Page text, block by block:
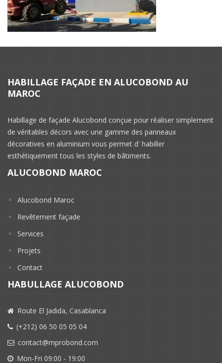
HABILLAGE FAÇADE EN ALUCOBOND AU
MAROC
Habillage de façade Alucobond conçue pour réaliser simplement
de véritables décors avec une gamme des panneaux
décoratives en aluminium vous permet d' habiller
esthétiquement tous les styles de bâtiments.
ALUCOBOND MAROC
Alucobond Maroc
Revêtement façade
Services
Projets
Contact
HABULLAGE ALUCOBOND
Route El Jadida, Casablanca
(+212) 06 50 05 05 04
contact@mprobond.com
Mon-Fri 09:00 - 19:00